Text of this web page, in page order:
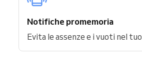
Notifiche promemoria
Evita le assenze e i vuoti nel